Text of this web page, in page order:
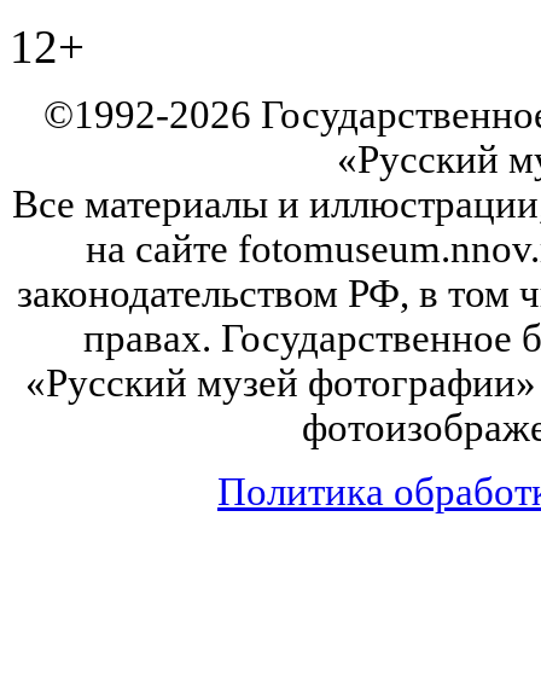
12+
©1992-2026
«Русский
Все материалы и
на сайте
законодательством РФ, в том
правах.
«Русский музей
Политика